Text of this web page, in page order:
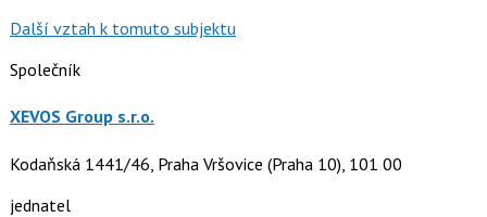
Další vztah k tomuto subjektu
Společník
XEVOS Group s.r.o.
Kodaňská 1441/46, Praha Vršovice (Praha 10), 101 00
jednatel